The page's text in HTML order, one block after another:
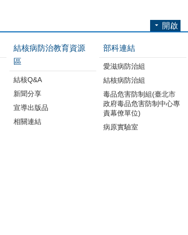
開啟
結核病防治教育資源
區
結核Q&A
新聞分享
宣導出版品
相關連結
部科連結
愛滋病防治組
結核病防治組
毒品危害防制組(臺北市
政府毒品危害防制中心專
責幕僚單位)
病原實驗室